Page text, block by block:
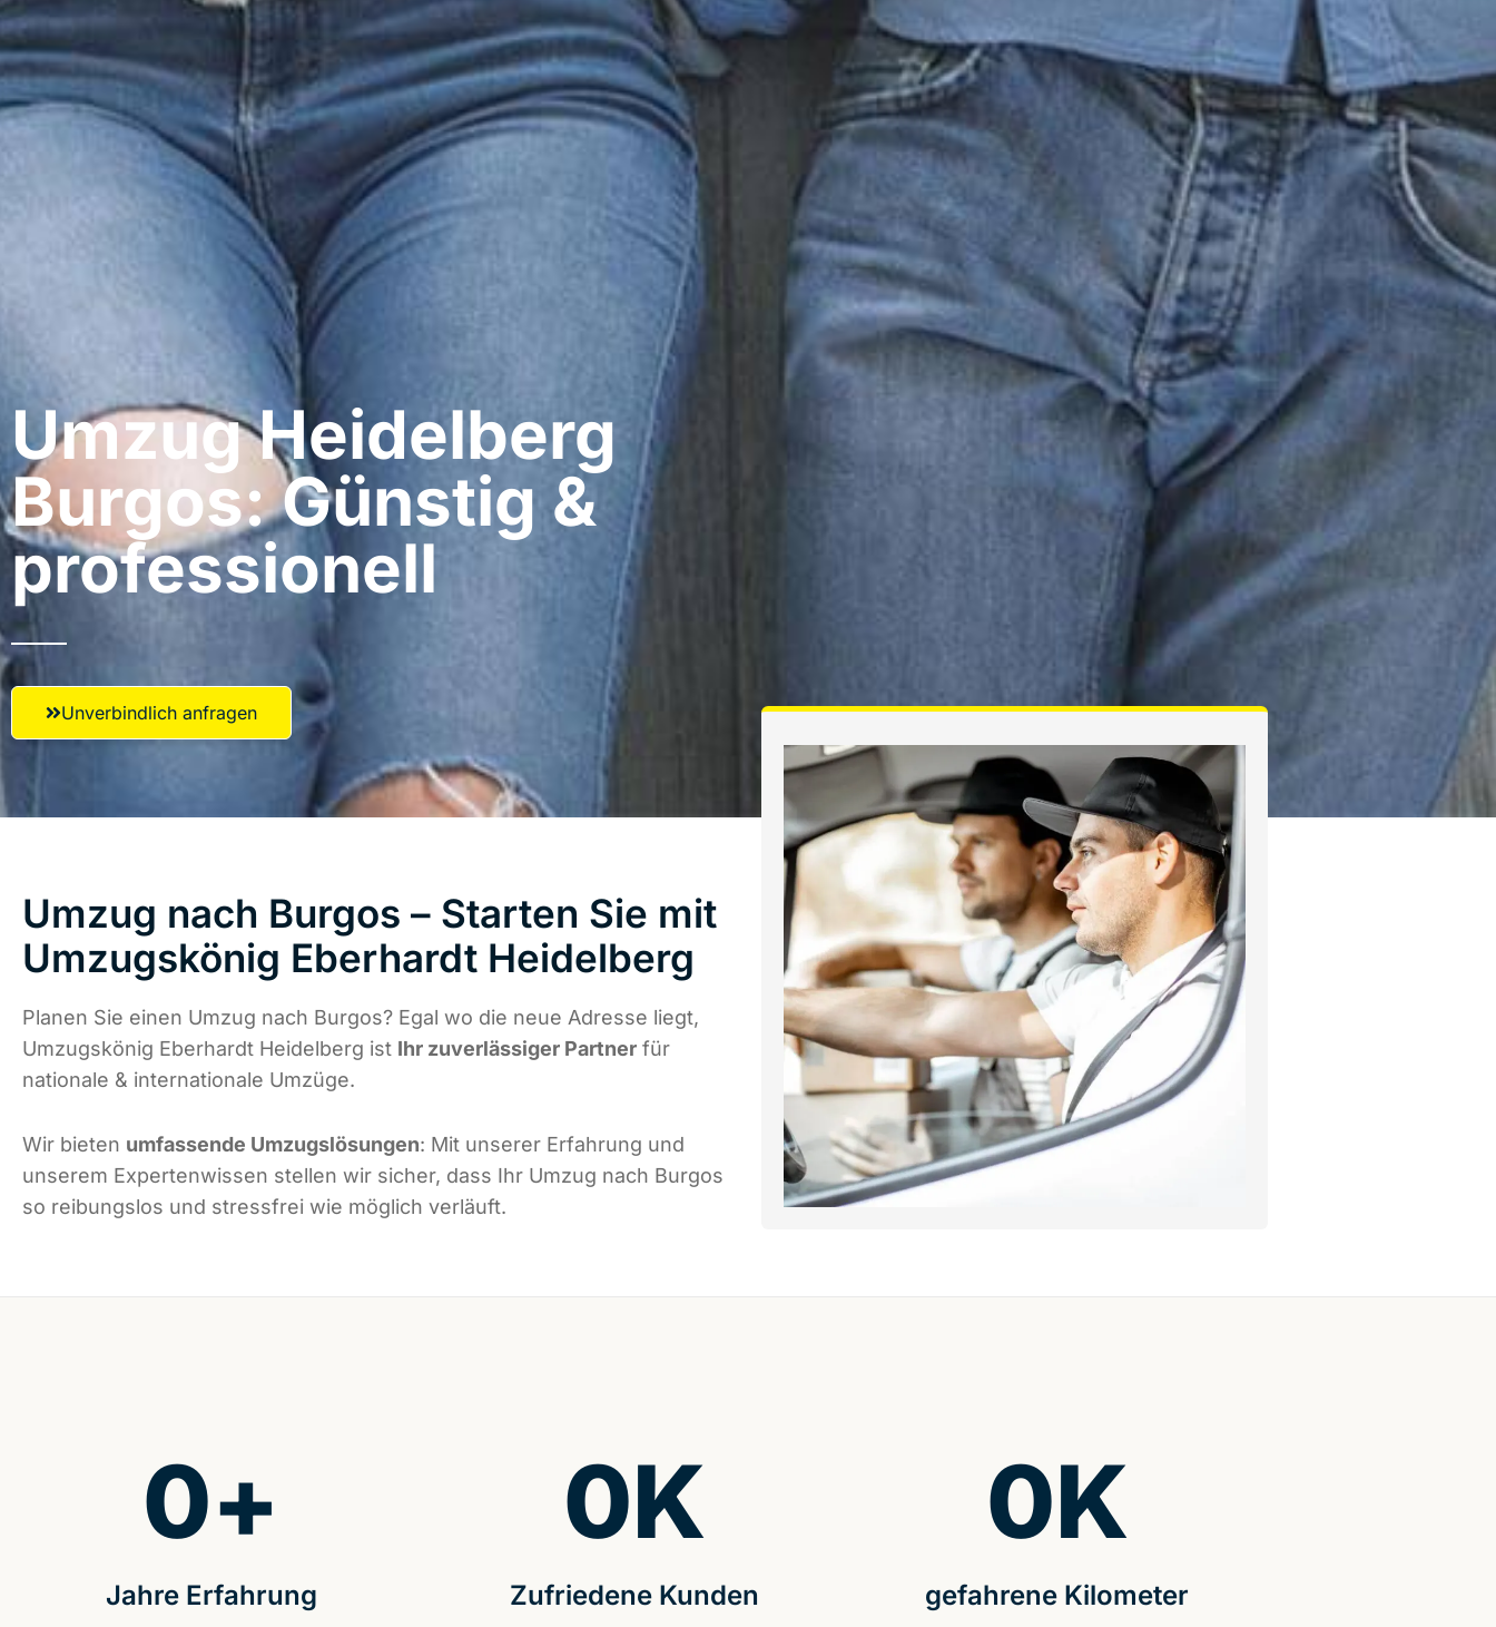
Umzug Heidelberg​
Burgos: Günstig &
professionell​
Unverbindlich anfragen
Umzug nach Burgos – Starten Sie mit
Umzugskönig Eberhardt Heidelberg
Planen Sie einen Umzug nach Burgos? Egal wo die neue Adresse liegt,
Umzugskönig Eberhardt Heidelberg ist Ihr zuverlässiger Partner für
nationale & internationale Umzüge.
Wir bieten umfassende Umzugslösungen: Mit unserer Erfahrung und
unserem Expertenwissen stellen wir sicher, dass Ihr Umzug nach Burgos
so reibungslos und stressfrei wie möglich verläuft.
Jahre Erfahrung
0+
Zufriedene Kunden
0K
gefahrene Kilometer
0K